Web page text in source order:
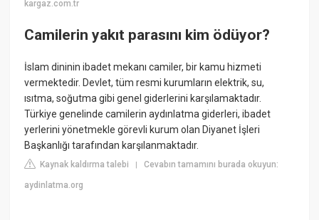
kargaz.com.tr
Camilerin yakıt parasını kim ödüyor?
İslam dininin ibadet mekanı camiler, bir kamu hizmeti
vermektedir. Devlet, tüm resmi kurumların elektrik, su,
ısıtma, soğutma gibi genel giderlerini karşılamaktadır.
Türkiye genelinde camilerin aydınlatma giderleri, ibadet
yerlerini yönetmekle görevli kurum olan Diyanet İşleri
Başkanlığı tarafından karşılanmaktadır.
Kaynak kaldırma talebi |Cevabın tamamını burada okuyun:
aydinlatma.org